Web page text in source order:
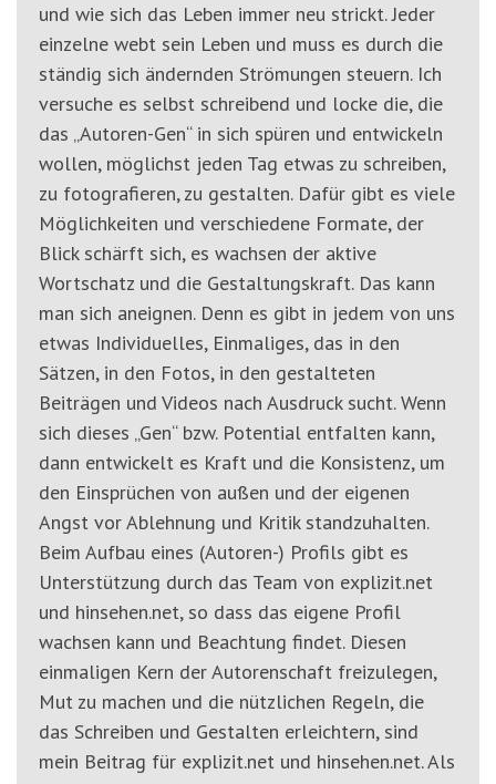
und wie sich das Leben immer neu strickt. Jeder
einzelne webt sein Leben und muss es durch die
ständig sich ändernden Strömungen steuern. Ich
versuche es selbst schreibend und locke die, die
das „Autoren-Gen“ in sich spüren und entwickeln
wollen, möglichst jeden Tag etwas zu schreiben,
zu fotografieren, zu gestalten. Dafür gibt es viele
Möglichkeiten und verschiedene Formate, der
Blick schärft sich, es wachsen der aktive
Wortschatz und die Gestaltungskraft. Das kann
man sich aneignen. Denn es gibt in jedem von uns
etwas Individuelles, Einmaliges, das in den
Sätzen, in den Fotos, in den gestalteten
Beiträgen und Videos nach Ausdruck sucht. Wenn
sich dieses „Gen“ bzw. Potential entfalten kann,
dann entwickelt es Kraft und die Konsistenz, um
den Einsprüchen von außen und der eigenen
Angst vor Ablehnung und Kritik standzuhalten.
Beim Aufbau eines (Autoren-) Profils gibt es
Unterstützung durch das Team von explizit.net
und hinsehen.net, so dass das eigene Profil
wachsen kann und Beachtung findet. Diesen
einmaligen Kern der Autorenschaft freizulegen,
Mut zu machen und die nützlichen Regeln, die
das Schreiben und Gestalten erleichtern, sind
mein Beitrag für explizit.net und hinsehen.net. Als